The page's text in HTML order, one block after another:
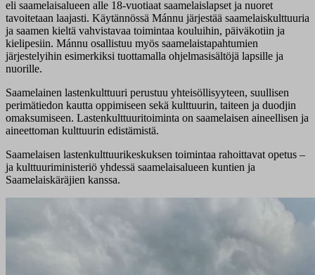
eli saamelaisalueen alle 18-vuotiaat saamelaislapset ja nuoret
tavoitetaan laajasti. Käytännössä Mánnu järjestää saamelaiskulttuuria
ja saamen kieltä vahvistavaa toimintaa kouluihin, päiväkotiin ja
kielipesiin. Mánnu osallistuu myös saamelaistapahtumien
järjestelyihin esimerkiksi tuottamalla ohjelmasisältöjä lapsille ja
nuorille.
Saamelainen lastenkulttuuri perustuu yhteisöllisyyteen, suullisen
perimätiedon kautta oppimiseen sekä kulttuurin, taiteen ja duodjin
omaksumiseen. Lastenkulttuuritoiminta on saamelaisen aineellisen ja
aineettoman kulttuurin edistämistä.
Saamelaisen lastenkulttuurikeskuksen toimintaa rahoittavat opetus –
ja kulttuuriministeriö yhdessä saamelaisalueen kuntien ja
Saamelaiskäräjien kanssa.